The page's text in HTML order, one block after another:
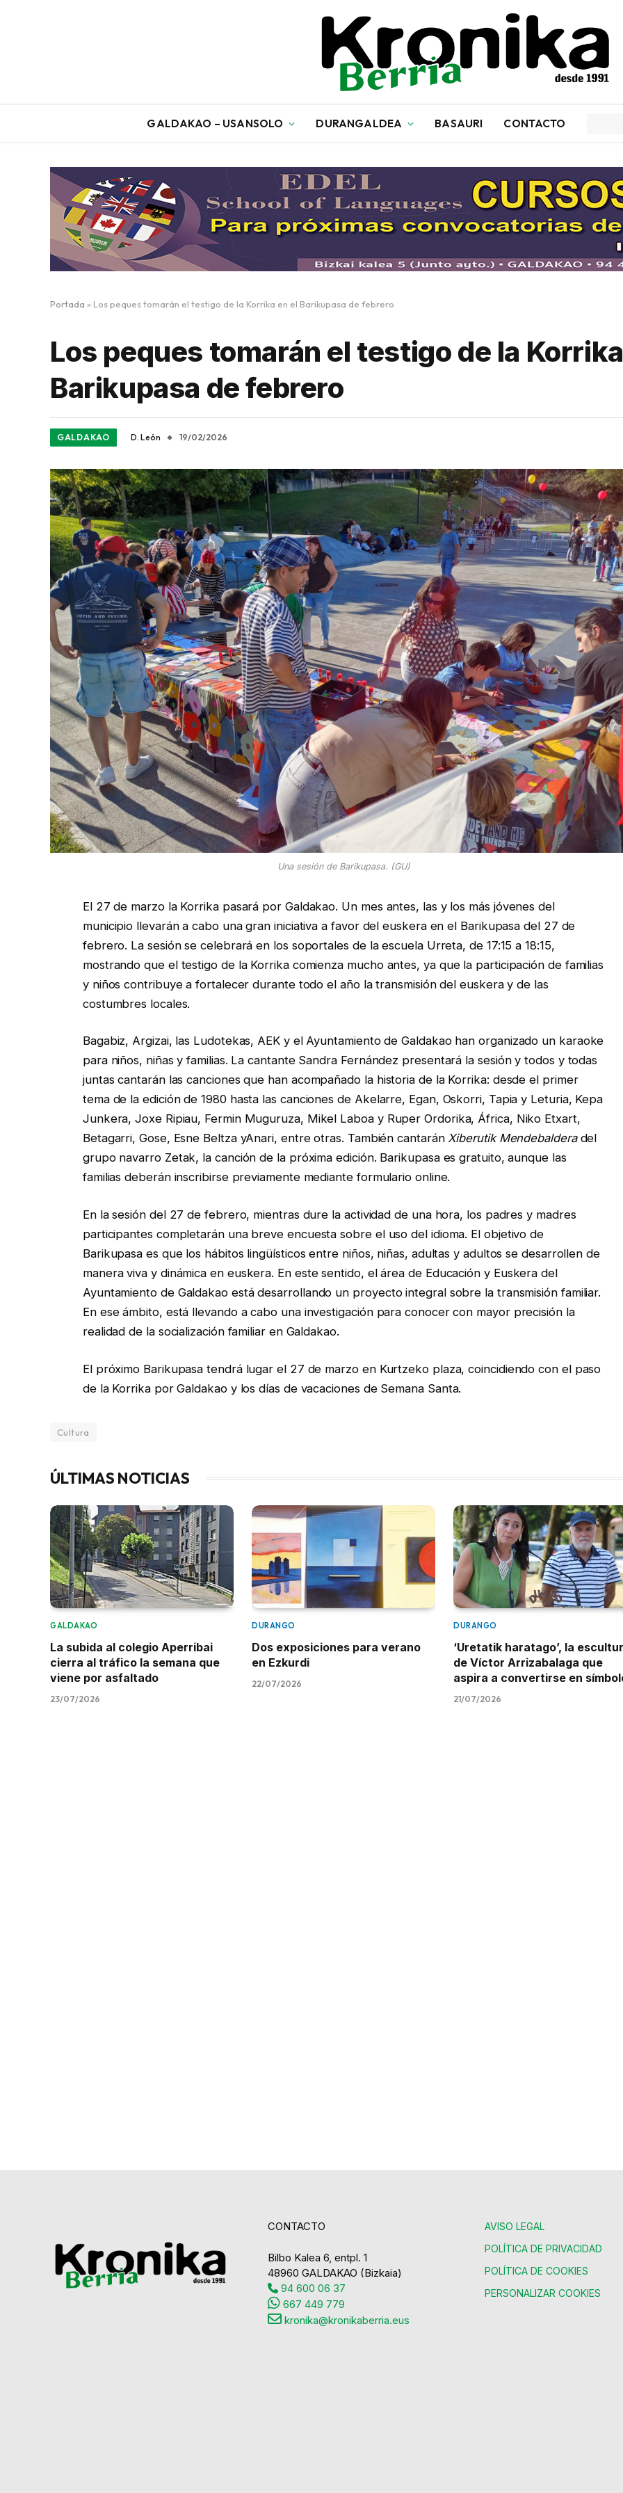
GALDAKAO – USANSOLO DURANGALDEA BASAURI CONTACTO
Portada » Los peques tomarán el testigo de la Korrika en el Barikupasa de febrero
Los peques tomarán el testigo de la
Barikupasa de febrero
GALDAKAO D. León 19/02/2026
Una sesión de Barikupasa. (GU)
El 27 de marzo la Korrika pasará por Galdakao. Un mes antes, las y los más jóvenes del
municipio llevarán a cabo una gran iniciativa a favor del euskera en el Barikupasa del 27 de
febrero. La sesión se celebrará en los soportales de la escuela Urreta, de 17:15 a 18:15,
mostrando que el testigo de la Korrika comienza mucho antes, ya que la participación de familias
y niños contribuye a fortalecer durante todo el año la transmisión del euskera y de las
costumbres locales.
Bagabiz, Argizai, las Ludotekas, AEK y el Ayuntamiento de Galdakao han organizado un karaoke
para niños, niñas y familias. La cantante Sandra Fernández presentará la sesión y todos y todas
juntas cantarán las canciones que han acompañado la historia de la Korrika: desde el primer
tema de la edición de 1980 hasta las canciones de Akelarre, Egan, Oskorri, Tapia y Leturia, Kepa
Junkera, Joxe Ripiau, Fermin Muguruza, Mikel Laboa y Ruper Ordorika, África, Niko Etxart,
Betagarri, Gose, Esne Beltza yAnari, entre otras. También cantaránXiberutik Mendebalderadel
grupo navarro Zetak, la canción de la próxima edición. Barikupasa es gratuito, aunque las
familias deberán inscribirse previamente mediante formulario online.
En la sesión del 27 de febrero, mientras dure la actividad de una hora, los padres y madres
participantes completarán una breve encuesta sobre el uso del idioma. El objetivo de
Barikupasa es que los hábitos lingüísticos entre niños, niñas, adultas y adultos se desarrollen de
manera viva y dinámica en euskera. En este sentido, el área de Educación y Euskera del
Ayuntamiento de Galdakao está desarrollando un proyecto integral sobre la transmisión familiar.
En ese ámbito, está llevando a cabo una investigación para conocer con mayor precisión la
realidad de la socialización familiar en Galdakao.
El próximo Barikupasa tendrá lugar el 27 de marzo en Kurtzeko plaza, coincidiendo con el paso
de la Korrika por Galdakao y los días de vacaciones de Semana Santa.
Cultura
ÚLTIMAS NOTICIAS
GALDAKAO
La subida al colegio Aperribai
cierra al tráfico la semana que
viene por asfaltado
23/07/2026
DURANGO
Dos exposiciones para verano
en Ezkurdi
22/07/2026
DURANGO
‘Uretatik haratago’, la
de Víctor Arrizabalaga que
aspira a convertirse en
21/07/2026
CONTACTO
Bilbo Kalea 6, entpl. 1
48960 GALDAKAO (Bizkaia)
94 600 06 37
667 449 779
kronika@kronikaberria.eus
AVISO LEGAL
POLÍTICA DE PRIVACIDAD
POLÍTICA DE COOKIES
PERSONALIZAR COOKIES